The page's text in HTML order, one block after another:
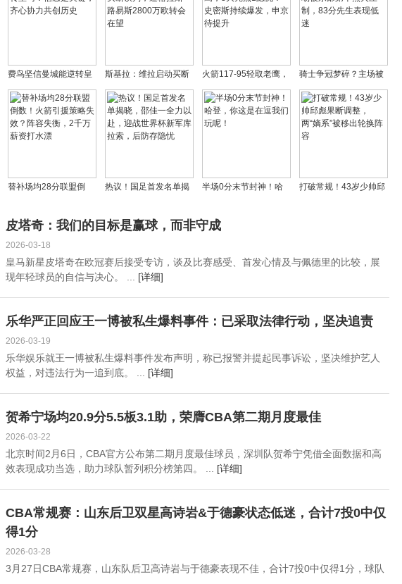
费鸟坚信曼城能逆转皇
马：信念是关键，齐心
协力共创历史
斯基拉：维拉启动买断
谈判，道格拉斯-路易斯
2800万欧转会在望
火箭117-95轻取老鹰，
3大亮点1隐忧！史密斯
持续爆发，申京待提升
骑士争冠梦碎？主场被
东部第十热火压制，83
分先生表现低迷
替补场均28分联盟倒
效？阵容失衡，2千万薪
资打水漂
热议！国足首发名单揭
迎战世界杯新军库拉
半场0分末节封神！哈
呢！
打破常规！43岁少帅邱
皮塔奇：我们的目标是赢球，而非守成
2026-03-18
皇马新星皮塔奇在欧冠赛后接受专访，谈及比赛感受、首发心情及与佩德里的比较，展
现年轻球员的自信与决心。 ... [详细]
乐华严正回应王一博被私生爆料事件：已采取法律行动，坚决追责
2026-03-19
乐华娱乐就王一博被私生爆料事件发布声明，称已报警并提起民事诉讼，坚决维护艺人
权益，对违法行为一追到底。 ... [详细]
贺希宁场均20.9分5.5板3.1助，荣膺CBA第二期月度最佳
2026-03-22
北京时间2月6日，CBA官方公布第二期月度最佳球员，深圳队贺希宁凭借全面数据和高
效表现成功当选，助力球队暂列积分榜第四。 ... [详细]
CBA常规赛：山东后卫双星高诗岩&于德豪状态低迷，合计7投0中仅
得1分
2026-03-28
3月27日CBA常规赛，山东队后卫高诗岩与于德豪表现不佳，合计7投0中仅得1分，球队